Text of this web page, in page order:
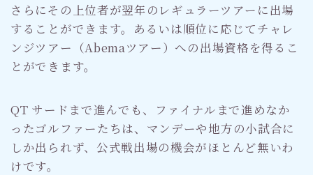
さらにその上位者が翌年のレギュラーツアーに出場
することができます。あるいは順位に応じてチャレ
ンジツアー（Abemaツアー）への出場資格を得るこ
とができます。
QT サードまで進んでも、ファイナルまで進めなか
ったゴルファーたちは、マンデーや地方の小試合に
しか出られず、公式戦出場の機会がほとんど無いわ
けです。